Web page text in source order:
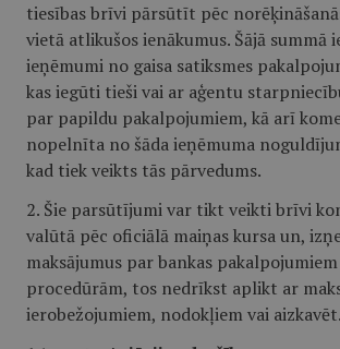
tiesības brīvi pārsūtīt pēc
vietā atlikušos ienākumus. Šājā summā
ieņēmumi no gaisa satiksmes
kas iegūti tieši vai ar aģentu
par papildu pakalpojumiem, kā arī
nopelnīta no šāda ieņēmuma
kad tiek veikts tās pārvedums.
2. Šie parsūtījumi var tikt veikti brīvi
valūtā pēc oficiālā maiņas kursa un,
maksājumus par bankas
procedūrām, tos nedrīkst aplikt ar
ierobežojumiem, nodokļiem vai aizkavēt.